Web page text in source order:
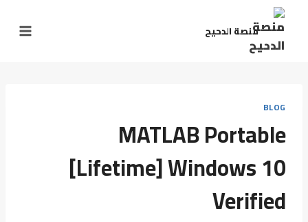
منصة الدحيح
BLOG
MATLAB Portable
[Lifetime] Windows 10
Verified